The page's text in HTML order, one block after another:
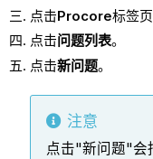
点击Procore标签页
点击问题列表。
点击新问题。
注意
点击"新问题"会